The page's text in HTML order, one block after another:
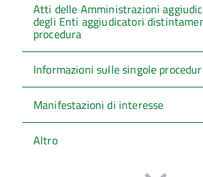
Atti delle Amministrazioni
degli Enti aggiudicatori
procedura
Informazioni sulle singole
Manifestazioni di interesse
Altro